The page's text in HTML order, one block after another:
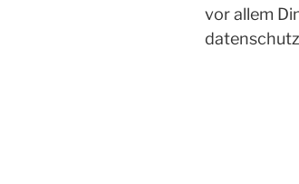
vor allem